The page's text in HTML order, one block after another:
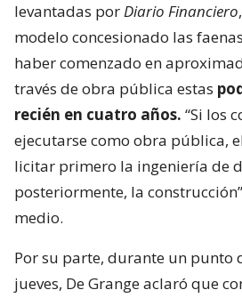
levantadas porDiario Financiero
modelo concesionado las
haber comenzado en
través de obra pública estas
recién en cuatro años. “Si los
ejecutarse como obra pública,
licitar primero la ingeniería de
posteriormente, la
medio.
Por su parte, durante un punto
jueves, De Grange aclaró que